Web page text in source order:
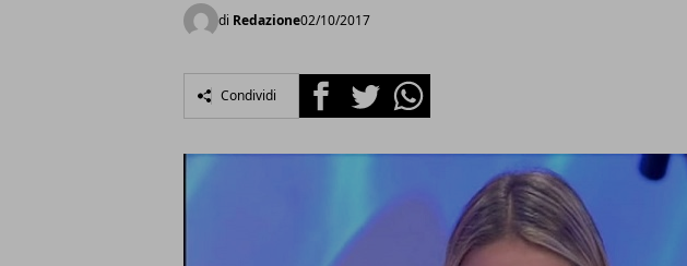
di Redazione02/10/2017
Condividi FacebookTwitterWhatsapp